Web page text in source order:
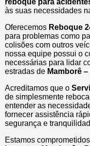
reboque para
às suas necessidades
Oferecemos Reboque
para problemas como
colisões com outros
nossa equipe possui o
necessárias para lidar
estradas de Mamborê –
Acreditamos que o
de simplesmente
entender as
fornecer assistência
segurança e
Estamos